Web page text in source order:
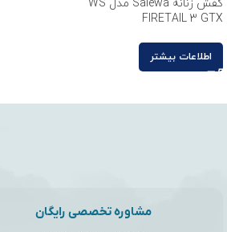
کفش زنانه Salewa مدل WS
FIRETAIL 3 GTX
اطلاعات بیشتر
مشاوره تخصصی رایگان